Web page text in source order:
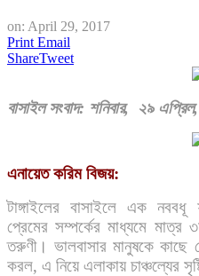
on: April 29, 2017
Print Email
ShareTweet
বাসাইল সংবাদ: শনিবার, ২৯ এপ্রিল,
এনায়েত করিম বিজয়:
টাঙ্গাইলের বাসাইলে এক
প্রেমের সম্পর্কের মাধ্যমে
তরুণী। ভালবাসার মানুষকে কাছে
করল, এ নিয়ে এলাকায় চাঞ্চল্যের